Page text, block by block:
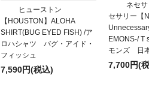
ヒューストン
【HOUSTON】ALOHA
SHIRT(BUG EYED FISH) /ア
ロハシャツ バグ・アイド・
フィッシュ
7,590円(税込)
ネセ
セサリー【
EMONS-/ T
モンズ 日
7,700円(